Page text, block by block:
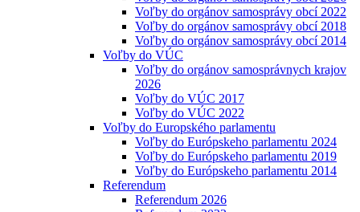
Voľby do orgánov samosprávy obcí 2022
Voľby do orgánov samosprávy obcí 2018
Voľby do orgánov samosprávy obcí 2014
Voľby do VÚC
Voľby do orgánov samosprávnych krajov
2026
Voľby do VÚC 2017
Voľby do VÚC 2022
Voľby do Europského parlamentu
Voľby do Európskeho parlamentu 2024
Voľby do Európskeho parlamentu 2019
Voľby do Európskeho parlamentu 2014
Referendum
Referendum 2026